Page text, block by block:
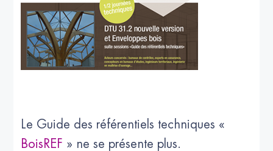
Le Guide des référentiels techniques «
BoisREF » ne se présente plus.